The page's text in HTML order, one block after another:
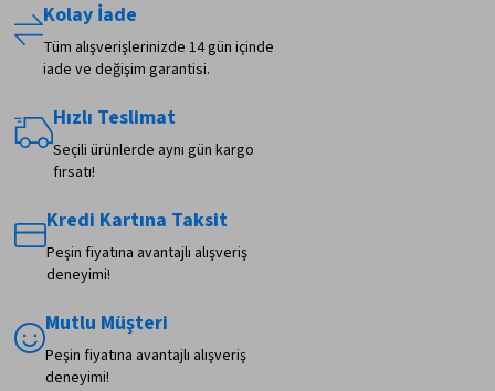
Kolay İade
Tüm alışverişlerinizde 14 gün içinde
iade ve değişim garantisi.
Hızlı Teslimat
Seçili ürünlerde aynı gün kargo
fırsatı!
Kredi Kartına Taksit
Peşin fiyatına avantajlı alışveriş
deneyimi!
Mutlu Müşteri
Peşin fiyatına avantajlı alışveriş
deneyimi!